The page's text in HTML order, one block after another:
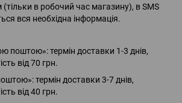
в робочий час магазину), в SMS
вся необхідна інформація.
поштою»: термін доставки 1-3 днів,
від 70 грн.
термін доставки 3-7 днів,
від 40 грн.